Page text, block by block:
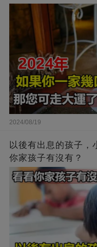
2024/08/19
以後有出息的孩子，
你家孩子有沒有？